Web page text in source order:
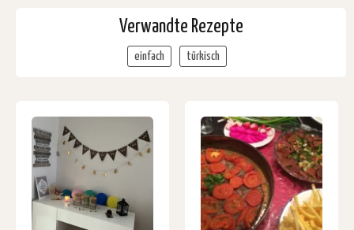
Verwandte Rezepte
einfach türkisch